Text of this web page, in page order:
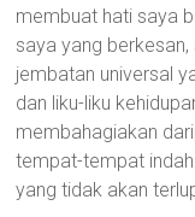
membuat hati saya
saya yang
jembatan universal
dan liku-liku
membahagiakan
tempat-tempat
yang tidak akan